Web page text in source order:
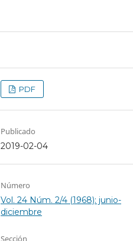
PDF
Publicado
2019-02-04
Número
Vol. 24 Núm. 2/4 (1968): junio-
diciembre
Sección